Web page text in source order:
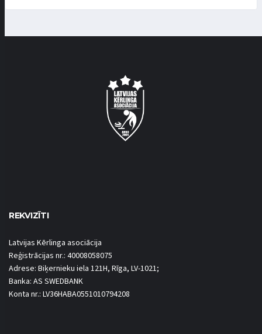
REKVIZĪTI
Latvijas Kērlinga asociācija
Reģistrācijas nr.: 40008058075
Adrese: Biķernieku iela 121H, Rīga, LV-1021;
Banka: AS SWEDBANK
Konta nr.: LV36HABA0551010794208